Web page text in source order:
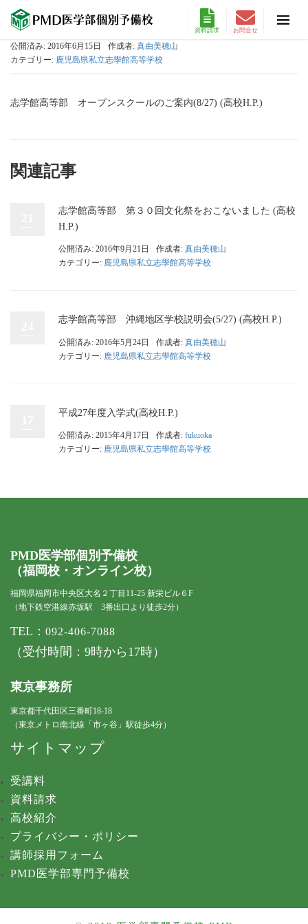
お問合せ
資料請求
公開済み: 2016年6月15日 作成者: 真由美穂山
カテゴリー: 鹿児島県私立志學館高等学校
志学館高等部 オープンスクールのご案内(8/27) (高校H.P.)
関連記事
志学館高等部 第３０回文化祭をおこないました (高校
H.P.)
公開済み: 2016年9月21日 作成者: 真由美穂山
カテゴリー: 鹿児島県私立志學館高等学校
志学館高等部 沖縄地区学校説明会(5/27) (高校H.P.)
公開済み: 2016年5月24日 作成者: 真由美穂山
カテゴリー: 鹿児島県私立志學館高等学校
平成27年度入学式(高校H.P.)
公開済み: 2015年4月17日 作成者: fukuoka
カテゴリー: 鹿児島県私立志學館高等学校
PMD医学部個別予備校
（福岡校・オンライン校）
福岡県福岡市中央区大名２丁目11-25 新栄ビル６F
（地下鉄空港線赤坂駅 3番出口より徒歩2分）
TEL： 092-406-7088
（受付時間：9時から17時）
東京事務所
東京都千代田区三番町18-18
（東京メトロ南北線「市ヶ谷」駅徒歩4分）
サイトマップ
受講料
資料請求
高校紹介
プライバシー・ポリシー
講師採用フォーム
PMD医学部専門予備校